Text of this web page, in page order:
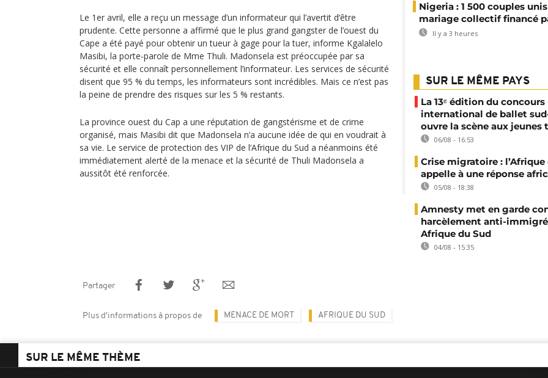
Le 1er avril, elle a reçu un message d’un informateur qui l’avertit d‘être
prudente. Cette personne a affirmé que le plus grand gangster de l’ouest du
Cape a été payé pour obtenir un tueur à gage pour la tuer, informe Kgalalelo
Masibi, la porte-parole de Mme Thuli. Madonsela est préoccupée par sa
sécurité et elle connaît personnellement l’informateur. Les services de sécurité
disent que 95 % du temps, les informateurs sont incrédibles. Mais ce n’est pas
la peine de prendre des risques sur les 5 % restants.
La province ouest du Cap a une réputation de gangstérisme et de crime
organisé, mais Masibi dit que Madonsela n’a aucune idée de qui en voudrait à
sa vie. Le service de protection des VIP de l’Afrique du Sud a néanmoins été
immédiatement alerté de la menace et la sécurité de Thuli Madonsela a
aussitôt été renforcée.
Nigeria : 1 500 couples
mariage collectif financé
Il y a 3 heures
SUR LE MÊME PAYS
La 13ᵉ édition du concours
international de ballet
ouvre la scène aux jeunes
06/08 - 16:53
Crise migratoire : l’Afrique
appelle à une réponse
05/08 - 18:38
Amnesty met en garde
harcèlement anti-
Afrique du Sud
04/08 - 15:35
Partager
Plus d'informations à propos de MENACE DE MORT AFRIQUE DU SUD
SUR LE MÊME THÈME